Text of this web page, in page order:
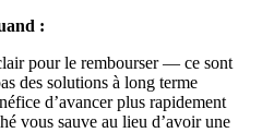
:
pour le rembourser — ce sont
des solutions à long terme
d’avancer plus rapidement
vous sauve au lieu d’avoir une